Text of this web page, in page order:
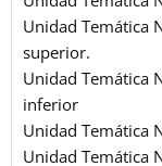
Unidad Temática
superior.
Unidad Temática
inferior
Unidad Temática
Unidad Temática